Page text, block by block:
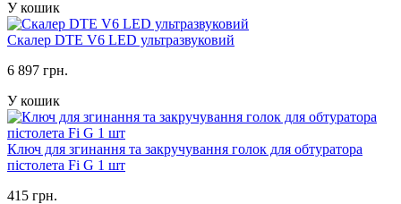
У кошик
Скалер DTE V6 LED ультразвуковий
6 897 грн.
У кошик
Ключ для згинання та закручування голок для обтуратора
пістолета Fi G 1 шт
415 грн.